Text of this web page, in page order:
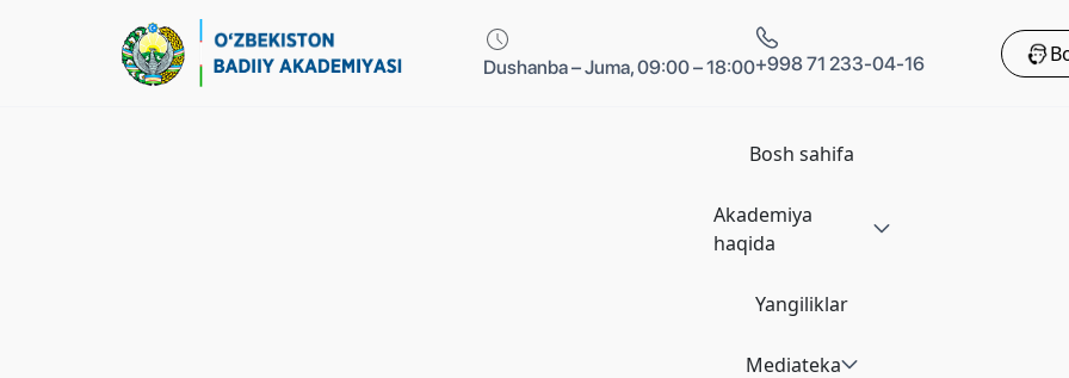
Dushanba – Juma, 09:00 – 18:00+998 71 233-04-16
Bosh sahifa
Akademiya
haqida
Yangiliklar
Mediateka